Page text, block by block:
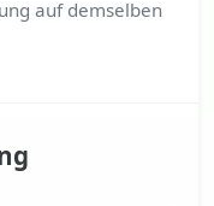
auf demselben